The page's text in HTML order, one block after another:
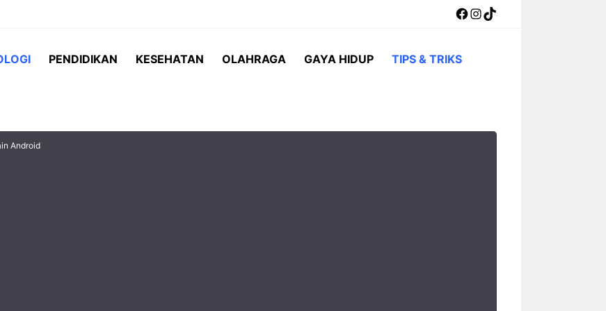
Facebook
Instagram
TikTok
PENDIDIKAN KESEHATAN OLAHRAGA GAYA HIDUP TIPS & TRIKS
Android